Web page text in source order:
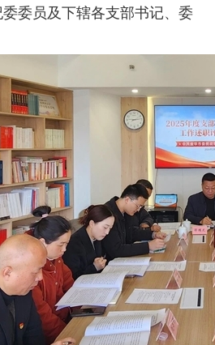
委员及下辖各支部书记、委